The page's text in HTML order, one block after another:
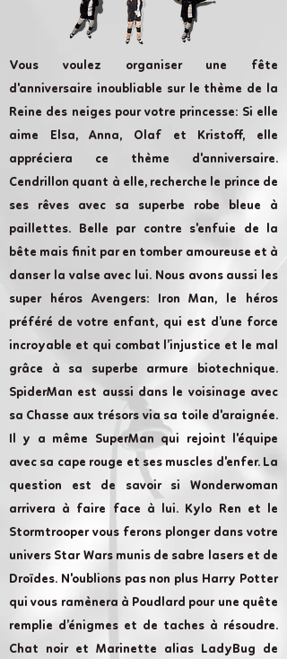
Vous voulez organiser une fête
d'anniversaire inoubliable sur le thème de la
Reine des neiges pour votre princesse: Si elle
aime Elsa, Anna, Olaf et Kristoff, elle
appréciera ce thème d'anniversaire.
Cendrillon quant à elle, recherche le prince de
ses rêves avec sa superbe robe bleue à
paillettes. Belle par contre s'enfuie de la
bête mais finit par en tomber amoureuse et à
danser la valse avec lui. Nous avons aussi les
super héros Avengers: Iron Man, le héros
préféré de votre enfant, qui est d’une force
incroyable et qui combat l’injustice et le mal
grâce à sa superbe armure biotechnique.
SpiderMan est aussi dans le voisinage avec
sa Chasse aux trésors via sa toile d'araignée.
Il y a même SuperMan qui rejoint l'équipe
avec sa cape rouge et ses muscles d'enfer. La
question est de savoir si Wonderwoman
arrivera à faire face à lui. Kylo Ren et le
Stormtrooper vous ferons plonger dans votre
univers Star Wars munis de sabre lasers et de
Droïdes. N'oublions pas non plus Harry Potter
qui vous ramènera à Poudlard pour une quête
remplie d’énigmes et de taches à résoudre.
Chat noir et Marinette alias LadyBug de